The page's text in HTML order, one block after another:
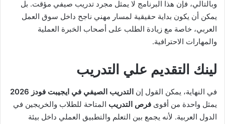
وبالتالي، فإن هذا البرنامج لا يمثل مجرد تدريب صيفي مؤقت. بل
يمكن أن يكون بداية حقيقية لمسار مهني ناجح داخل سوق العمل
العربي، خاصة مع زيادة الطلب على أصحاب الخبرة العملية
والمهارات الاحترافية.
لينك التقديم علي التدريب
في النهاية، يمكن القول إن التدريب الصيفي في ايجيبت فودز 2026
يمثل واحدة من أقوى فرص التدريب المتاحة للطلاب والخريجين في
الدول العربية. لأنه يجمع بين التعلم والتطبيق العملي داخل بيئة